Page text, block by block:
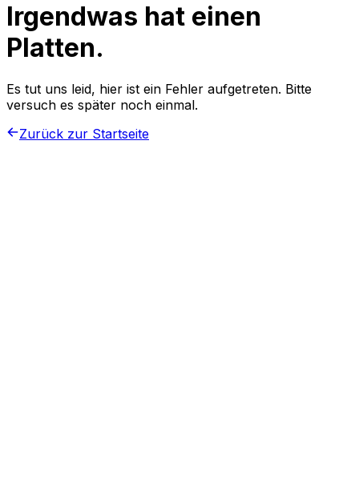
Irgendwas hat einen
Platten.
Es tut uns leid, hier ist ein Fehler aufgetreten. Bitte
versuch es später noch einmal.
Zurück zur Startseite